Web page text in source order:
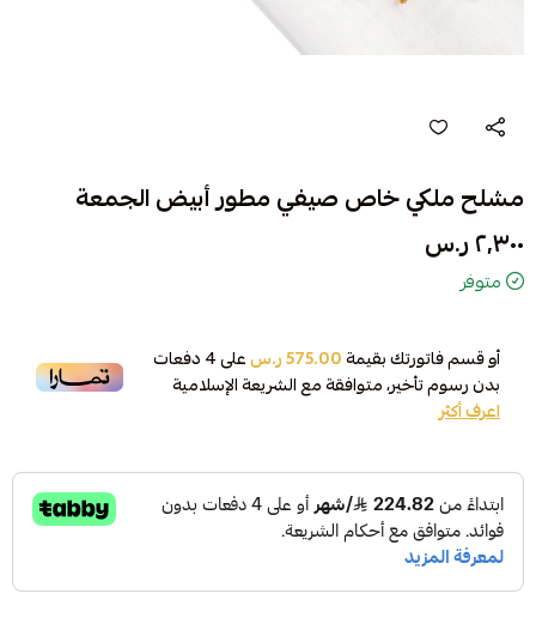
مشلح ملكي خاص صيفي مطور أبيض الجمعة
٢٬٣٠٠ ر.س
متوفر
أو قسم فاتورتك بقيمة575.00 ر.س على4دفعات
بدون رسوم تأخير، متوافقة مع الشريعة الإسلامية
اعرف أكثر